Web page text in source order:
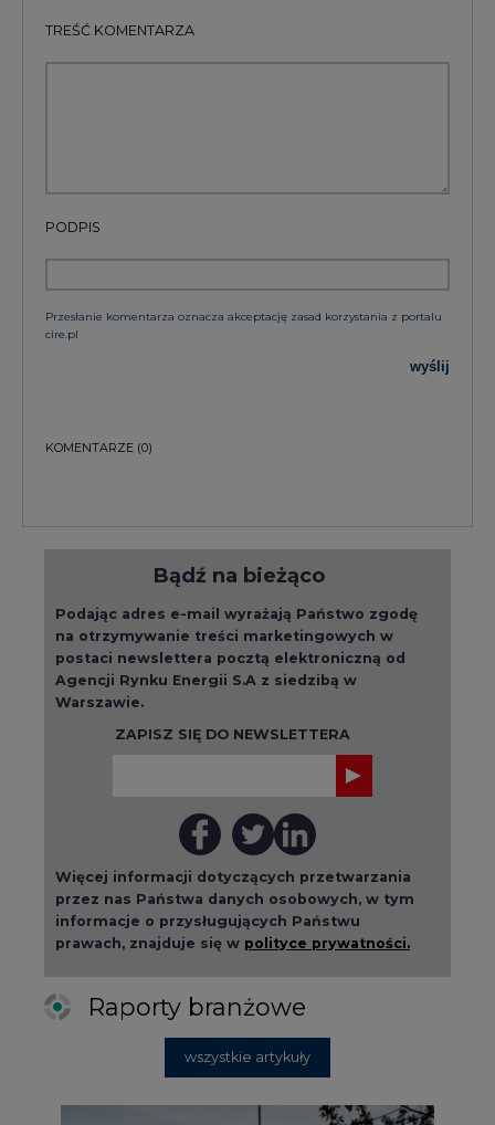
Przesłanie komentarza oznacza akceptację zasad korzystania z portalu
Podając adres e-mail wyrażają Państwo zgodę
na otrzymywanie treści marketingowych w
postaci newslettera pocztą elektroniczną od
Agencji Rynku Energii S.A z siedzibą w
Warszawie.
ZAPISZ SIĘ DO NEWSLETTERA
Więcej informacji dotyczących przetwarzania
przez nas Państwa danych osobowych, w tym
informacje o przysługujących Państwu
prawach, znajduje się w polityce prywatności.
Raporty branżowe